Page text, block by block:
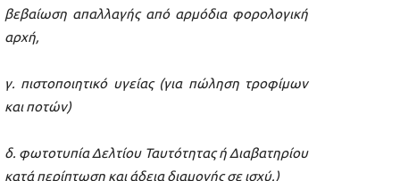
βεβαίωση απαλλαγής από αρμόδια φορολογική
αρχή,
γ. πιστοποιητικό υγείας (για πώληση τροφίμων
και ποτών)
δ. φωτοτυπία Δελτίου Ταυτότητας ή Διαβατηρίου
κατά περίπτωση και άδεια διαμονής σε ισχύ.)